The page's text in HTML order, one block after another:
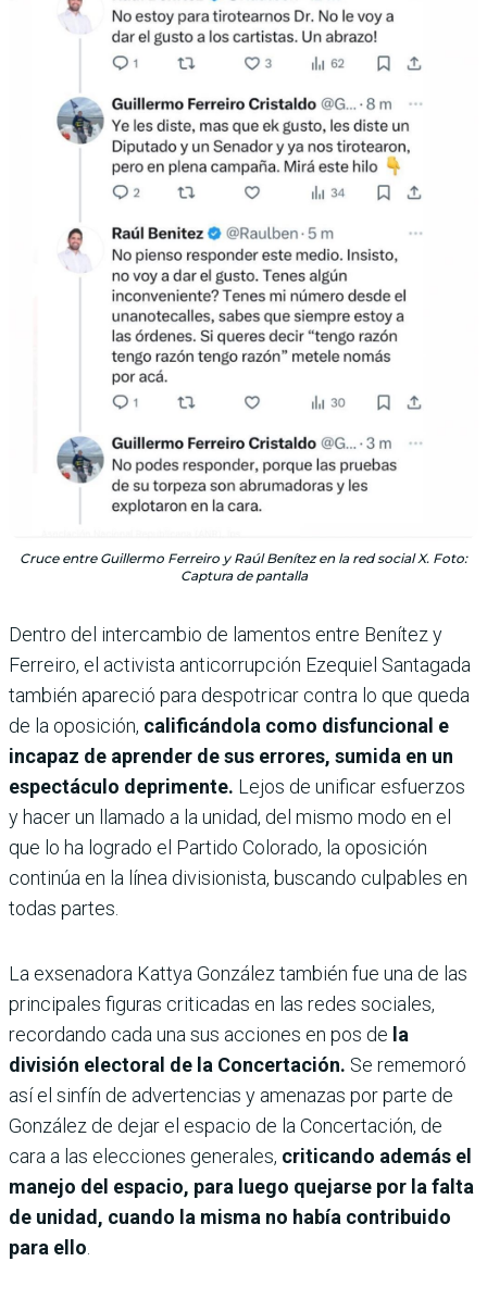
Cruce entre Guillermo Ferreiro y Raúl Benítez en la red social X. Foto:
Captura de pantalla
Dentro del intercambio de lamentos entre Benítez y
Ferreiro, el activista anticorrupción Ezequiel Santagada
también apareció para despotricar contra lo que queda
de la oposición, calificándola como disfuncional e
incapaz de aprender de sus errores, sumida en un
espectáculo deprimente. Lejos de unificar esfuerzos
y hacer un llamado a la unidad, del mismo modo en el
que lo ha logrado el Partido Colorado, la oposición
continúa en la línea divisionista, buscando culpables en
todas partes.
La exsenadora Kattya González también fue una de las
principales figuras criticadas en las redes sociales,
recordando cada una sus acciones en pos de la
división electoral de la Concertación. Se rememoró
así el sinfín de advertencias y amenazas por parte de
González de dejar el espacio de la Concertación, de
cara a las elecciones generales, criticando además el
manejo del espacio, para luego quejarse por la falta
de unidad, cuando la misma no había contribuido
para ello